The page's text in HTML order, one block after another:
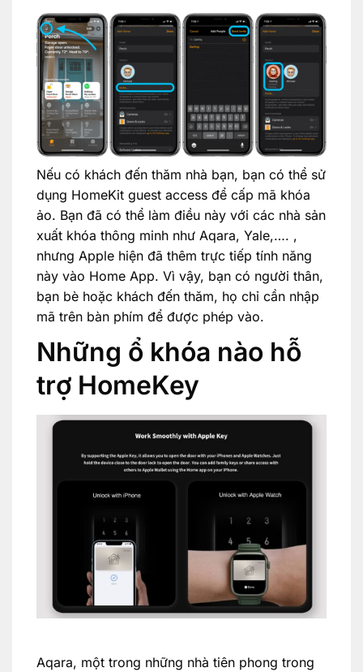
Nếu có khách đến thăm nhà bạn, bạn có thể sử
dụng HomeKit guest access để cấp mã khóa
ảo. Bạn đã có thể làm điều này với các nhà sản
xuất khóa thông minh như Aqara, Yale,…. ,
nhưng Apple hiện đã thêm trực tiếp tính năng
này vào Home App. Vì vậy, bạn có người thân,
bạn bè hoặc khách đến thăm, họ chỉ cần nhập
mã trên bàn phím để được phép vào.
Những ổ khóa nào hỗ
trợ HomeKey
Aqara, một trong những nhà tiên phong trong